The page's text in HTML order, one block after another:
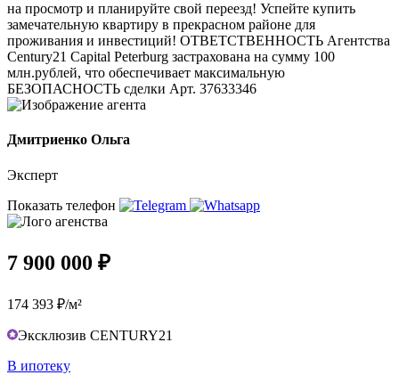
на просмотр и планируйте свой переезд! Успейте купить
замечательную квартиру в прекрасном районе для
проживания и инвестиций! ОТВЕТСТВЕННОСТЬ Агентства
Сentury21 Capital Peterburg застрахована на сумму 100
млн.рублей, что обеспечивает максимальную
БЕЗОПАСНОСТЬ сделки Арт. 37633346
Дмитриенко Ольга
Эксперт
Показать телефон
7 900 000 ₽
174 393 ₽/м²
Эксклюзив CENTURY21
В ипотеку